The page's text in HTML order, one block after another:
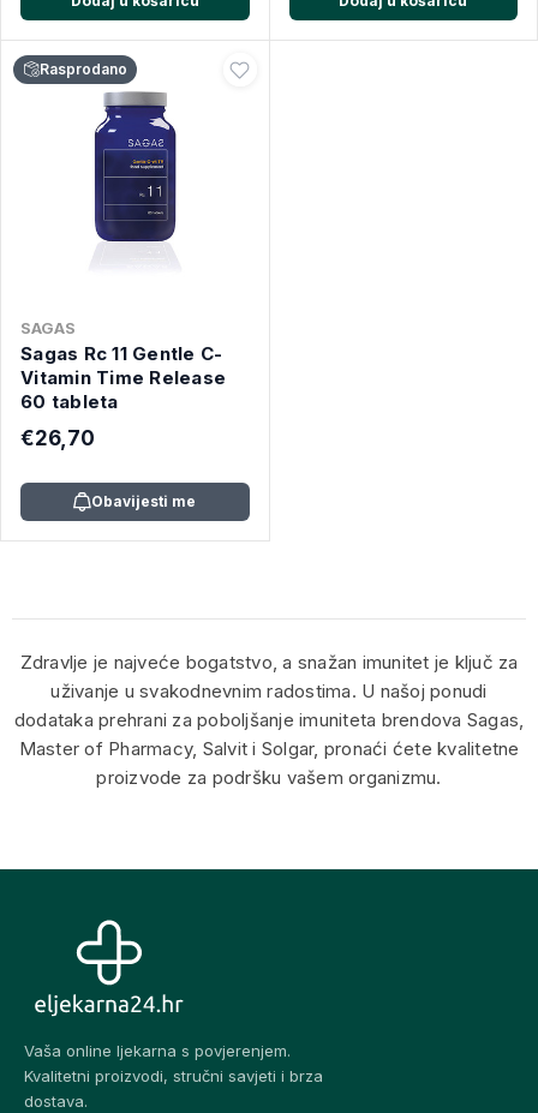
Rasprodano
SAGAS
Sagas Rc 11 Gentle C-
Vitamin Time Release
60 tableta
€26,70
Obavijesti me
Zdravlje je najveće bogatstvo, a snažan imunitet je ključ za
uživanje u svakodnevnim radostima. U našoj ponudi
dodataka prehrani za poboljšanje imuniteta brendova Sagas,
Master of Pharmacy, Salvit i Solgar, pronaći ćete kvalitetne
proizvode za podršku vašem organizmu.
Vaša online ljekarna s povjerenjem.
Kvalitetni proizvodi, stručni savjeti i brza
dostava.